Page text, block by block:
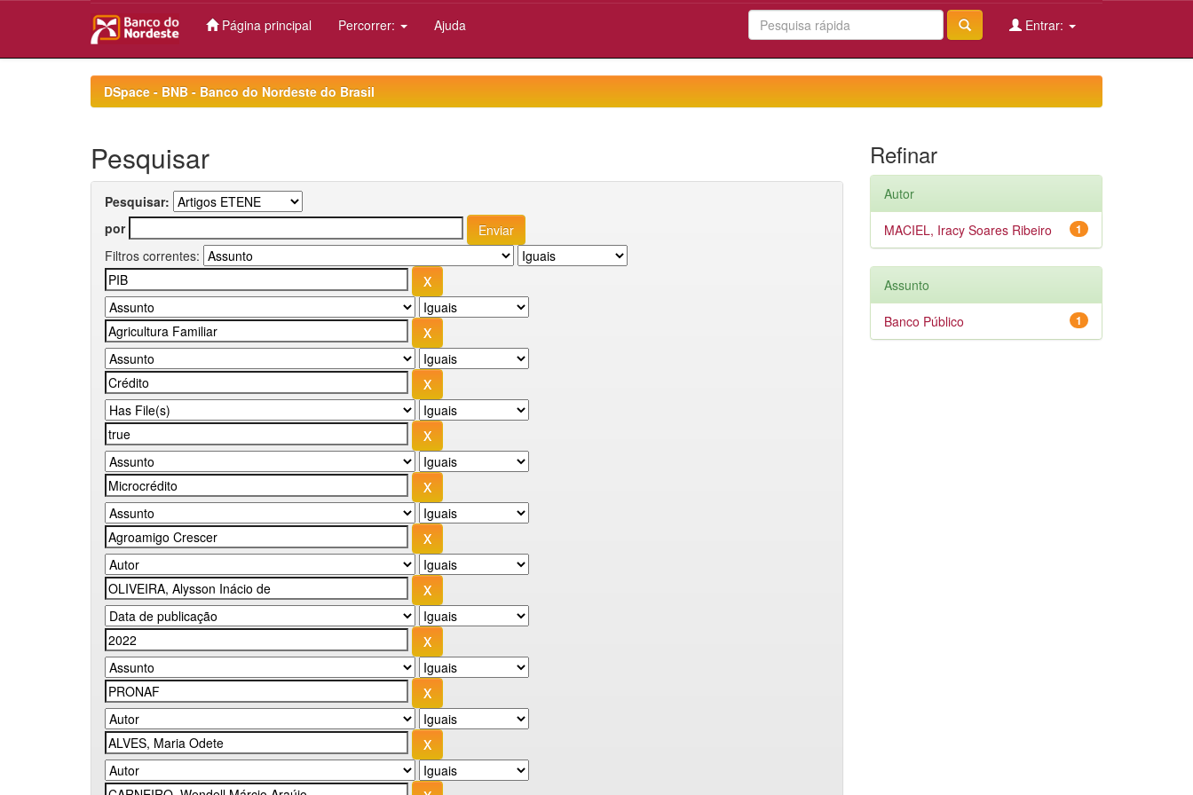
Página principal Percorrer: Ajuda Entrar:
DSpace - BNB - Banco do Nordeste do Brasil
Pesquisar
Pesquisar:
por
Filtros correntes:
Refinar
Autor
1
MACIEL, Iracy Soares Ribeiro
Assunto
1
Banco Público